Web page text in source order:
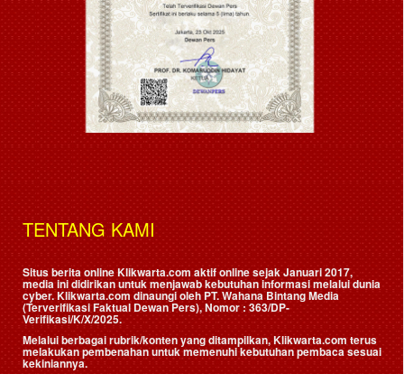
TENTANG KAMI
Situs berita online Klikwarta.com aktif online sejak Januari 2017,
media ini didirikan untuk menjawab kebutuhan informasi melalui dunia
cyber. Klikwarta.com dinaungi oleh PT. Wahana Bintang Media
(Terverifikasi Faktual Dewan Pers), Nomor : 363/DP-
Verifikasi/K/X/2025.
Melalui berbagai rubrik/konten yang ditampilkan, Klikwarta.com terus
melakukan pembenahan untuk memenuhi kebutuhan pembaca sesuai
kekiniannya.